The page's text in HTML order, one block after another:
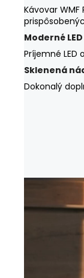
Kávovar
Moderné
Príjemné
Sklenená
Dokonalý